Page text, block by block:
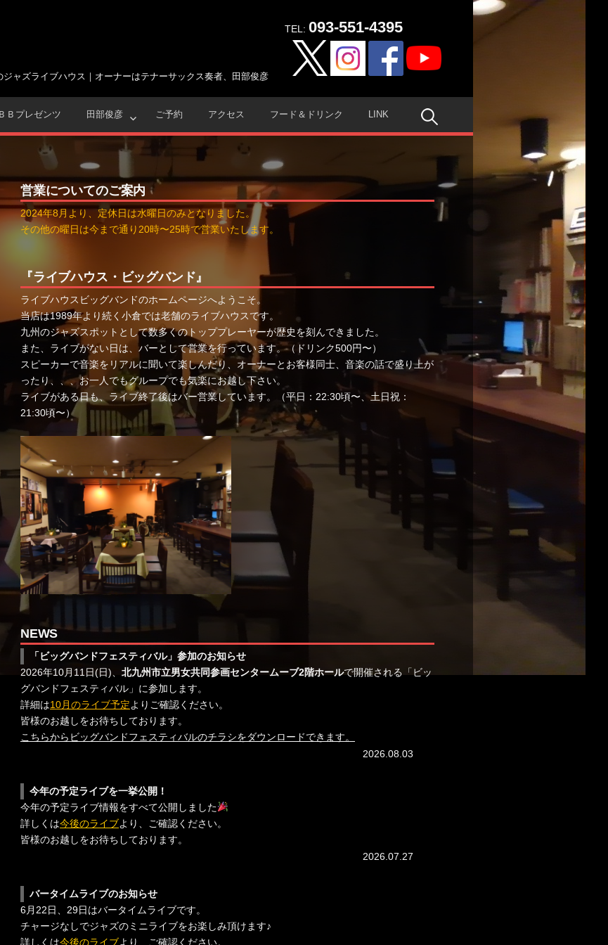
ジャズライブハウス｜オーナーはテナーサックス奏者、田部俊彦
TEL: 093-551-4395
ＢＢプレゼンツ 田部俊彦 ご予約 アクセス フード＆ドリンク LINK 検
営業についてのご案内
2024年8月より、定休日は水曜日のみとなりました。
その他の曜日は今まで通り20時〜25時で営業いたします。
『ライブハウス・ビッグバンド』
ライブハウスビッグバンドのホームページへようこそ。
当店は1989年より続く小倉では老舗のライブハウスです。
九州のジャズスポットとして数多くのトッププレーヤーが歴史を刻んできました。
また、ライブがない日は、バーとして営業を行っています。（ドリンク500円〜）
スピーカーで音楽をリアルに聞いて楽しんだり、オーナーとお客様同士、音楽の話で盛り上が
ったり、、、お一人でもグループでも気楽にお越し下さい。
ライブがある日も、ライブ終了後はバー営業しています。（平日：22:30頃〜、土日祝：
21:30頃〜）
NEWS
「ビッグバンドフェスティバル」参加のお知らせ
2026年10月11日(日)、 北九州市立男女共同参画センタームーブ2階ホールで開催される「ビッ
グバンドフェスティバル」に参加します。
詳細は10月のライブ予定よりご確認ください。
皆様のお越しをお待ちしております。
こちらからビッグバンドフェスティバルのチラシをダウンロードできます。
2026.08.03
今年の予定ライブを一挙公開！
今年の予定ライブ情報をすべて公開しました
詳しくは今後のライブより、ご確認ください。
皆様のお越しをお待ちしております。
2026.07.27
バータイムライブのお知らせ
6月22日、29日はバータイムライブです。
チャージなしでジャズのミニライブをお楽しみ頂けます♪
詳しくは今後のライブより、ご確認ください。